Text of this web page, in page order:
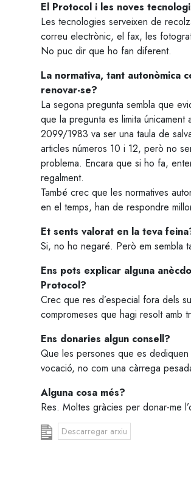
El Protocol i les noves
Les tecnologies serveixen de
correu electrònic, el fax, les
No puc dir que ho fan diferent.
La normativa, tant autonòmica
renovar-se?
La segona pregunta sembla que
que la pregunta es limita
2099/1983 va ser una taula de
articles números 10 i 12, però no
problema. Encara que si ho fa,
regalment.
També crec que les normatives
en el temps, han de respondre
Et sents valorat en la teva
Si, no ho negaré. Però em sembla
Ens pots explicar alguna
Protocol?
Crec que res d’especial fora dels
compromeses que hagi resolt amb
Ens donaries algun consell?
Que les persones que es
vocació, no com una càrrega
Alguna cosa més?
Res. Moltes gràcies per donar-me
Descarregar arxiu